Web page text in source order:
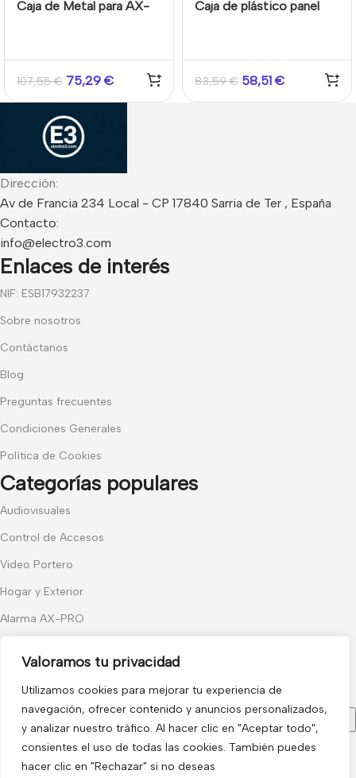
Valoramos tu privacidad
Utilizamos cookies para mejorar tu experiencia de
navegación, ofrecer contenido y anuncios personalizados,
y analizar nuestro tráfico. Al hacer clic en "Aceptar todo",
consientes el uso de todas las cookies. También puedes
hacer clic en "Rechazar" si no deseas
Caja de Metal para AX-
107,55€ 75,29 €
Caja de plástico panel
83,59€ 58,51 €
Dirección:
Av de Francia 234 Local - CP 17840 Sarria de Ter , España
Contacto:
info@electro3.com
Enlaces de interés
NIF: ESB17932237
Sobre nosotros
Contáctanos
Blog
Preguntas frecuentes
Condiciones Generales
Política de Cookies
Categorías populares
Audiovisuales
Control de Accesos
Video Portero
Hogar y Exterior
Alarma AX-PRO
Únete a nuestras novedades
Recibe las últimas novedades y promociones.
Usado de acuerdo con nuestraPolítica de privacidad